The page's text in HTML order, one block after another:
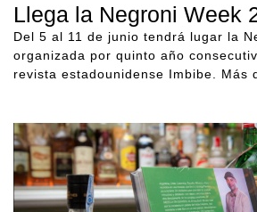
Llega la Negroni Week
Del 5 al 11 de junio tendrá lugar la
organizada por quinto año
revista estadounidense Imbibe. Más